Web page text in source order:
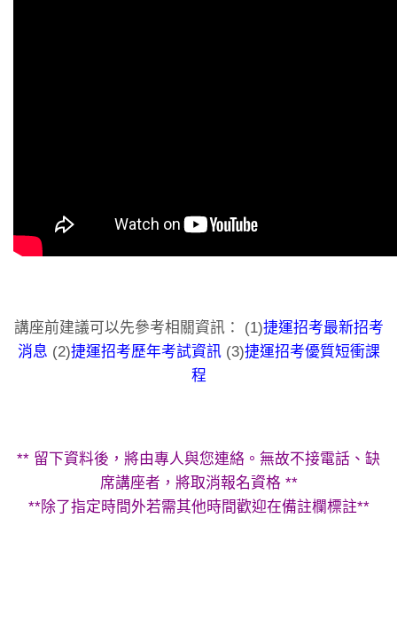
講座前建議可以先參考相關資訊： (1)捷運招考最新招考
消息 (2)捷運招考歷年考試資訊 (3)捷運招考優質短衝課
程
** 留下資料後，將由專人與您連絡。無故不接電話、缺
席講座者，將取消報名資格 **
**除了指定時間外若需其他時間歡迎在備註欄標註**